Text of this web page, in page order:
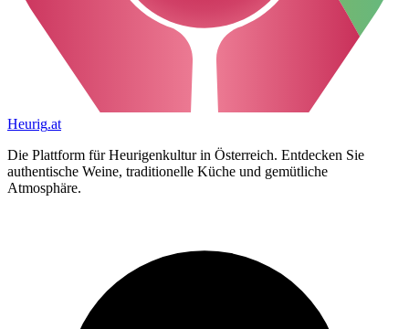
Heurig.at
Die Plattform für Heurigenkultur in Österreich. Entdecken Sie
authentische Weine, traditionelle Küche und gemütliche
Atmosphäre.